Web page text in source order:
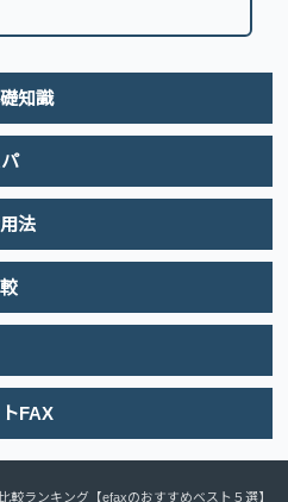
知識
法
FAX
較ランキング【efaxのおすすめベスト５選】